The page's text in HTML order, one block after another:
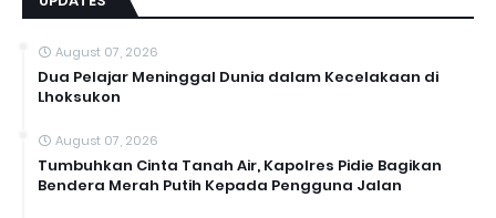
August 07, 2026
Dua Pelajar Meninggal Dunia dalam Kecelakaan di
Lhoksukon
August 07, 2026
Tumbuhkan Cinta Tanah Air, Kapolres Pidie Bagikan
Bendera Merah Putih Kepada Pengguna Jalan ‎